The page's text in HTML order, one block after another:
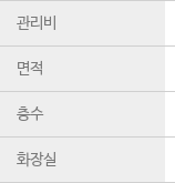
관리비
면적
층수
화장실